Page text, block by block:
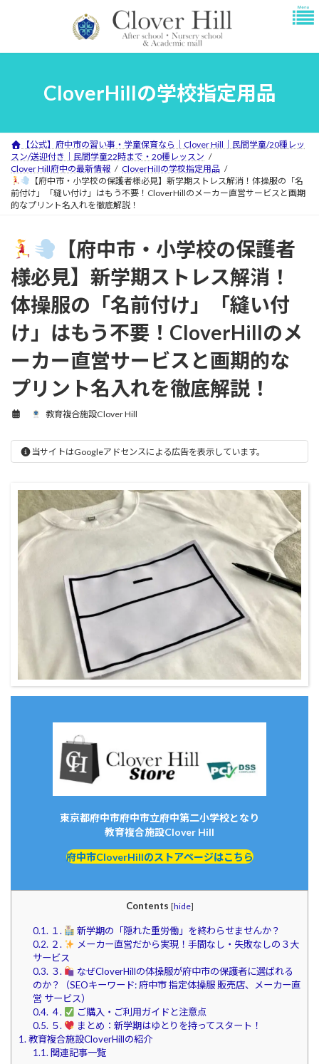
プ
動
CloverHillの学校指定用品
【公式】府中市の習い事・学童保育なら｜Clover Hill｜民間学童/20種レッ
スン/送迎付き｜民間学童22時まで・20種レッスン
Clover Hill府中の最新情報
CloverHillの学校指定用品
【府中市・小学校の保護者様必見】新学期ストレス解消！体操服の「名
前付け」「縫い付け」はもう不要！CloverHillのメーカー直営サービスと画期
的なプリント名入れを徹底解説！
【府中市・小学校の保護者
様必見】新学期ストレス解消！
体操服の「名前付け」「縫い付
け」はもう不要！CloverHillのメ
ーカー直営サービスと画期的な
プリント名入れを徹底解説！
教育複合施設Clover Hill
当サイトはGoogleアドセンスによる広告を表示しています。
東京都府中市府中市立府中第二小学校となり
教育複合施設Clover Hill
府中市CloverHillのストアページはこちら
Contents [hide]
0.1.１.
新学期の「隠れた重労働」を終わらせませんか？
0.2.２.
メーカー直営だから実現！手間なし・失敗なしの３大
サービス
0.3.３.
なぜCloverHillの体操服が府中市の保護者に選ばれる
のか？（SEOキーワード: 府中市 指定体操服 販売店、メーカー直
営 サービス）
0.4.４.
ご購入・ご利用ガイドと注意点
0.5.５.
まとめ：新学期はゆとりを持ってスタート！
1.教育複合施設CloverHillの紹介
1.1.関連記事一覧